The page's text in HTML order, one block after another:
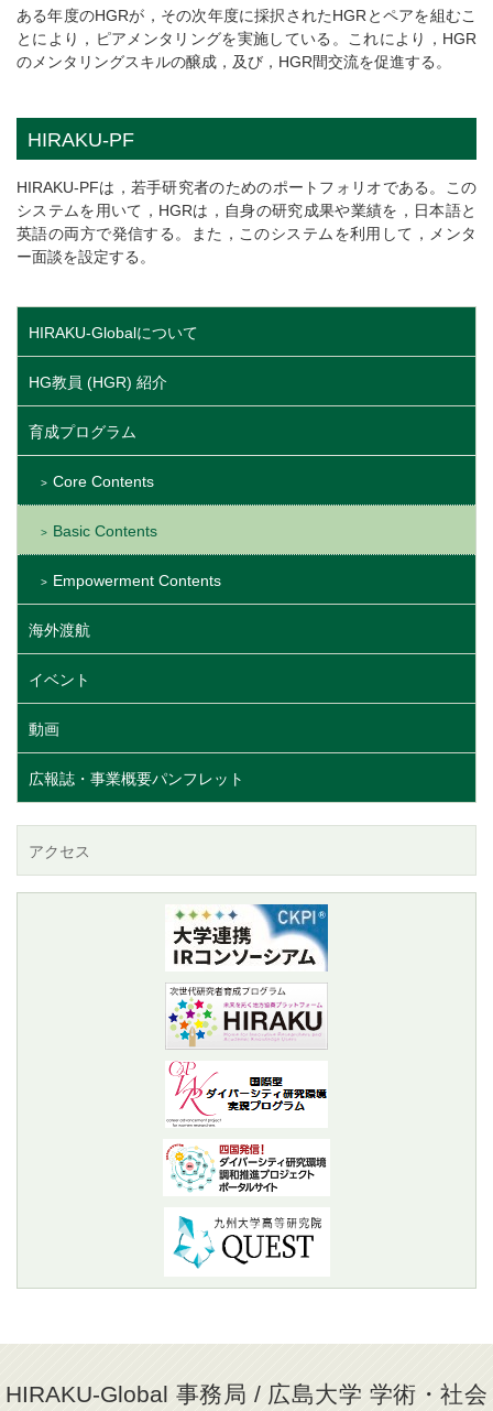
ある年度のHGRが，その次年度に採択されたHGRとペアを組むこ
とにより，ピアメンタリングを実施している。これにより，HGR
のメンタリングスキルの醸成，及び，HGR間交流を促進する。
HIRAKU-PF
HIRAKU-PFは，若手研究者のためのポートフォリオである。この
システムを用いて，HGRは，自身の研究成果や業績を，日本語と
英語の両方で発信する。また，このシステムを利用して，メンタ
ー面談を設定する。
HIRAKU-Globalについて
HG教員 (HGR) 紹介
育成プログラム
Core Contents
Basic Contents
Empowerment Contents
海外渡航
イベント
動画
広報誌・事業概要パンフレット
アクセス
HIRAKU-Global 事務局 / 広島大学 学術・社会